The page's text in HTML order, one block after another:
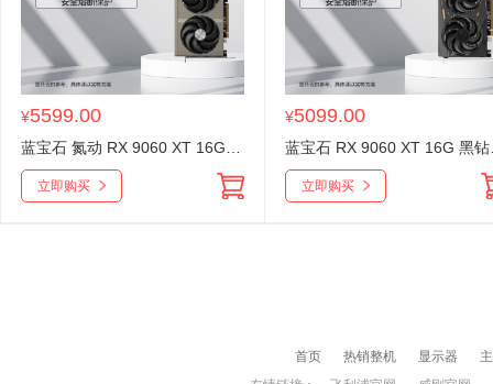
¥5599.00
立即购买
¥5099.00
立即购买
首页 热销整机 显示器